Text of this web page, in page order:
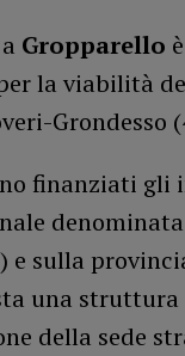
Gropparello
la viabilità
Grondesso
finanziati gli
e sulla
una struttura
della sede